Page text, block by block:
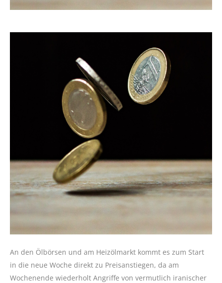
An den Ölbörsen und am Heizölmarkt kommt es zum Start
in die neue Woche direkt zu Preisanstiegen, da am
Wochenende wiederholt Angriffe von vermutlich iranischer